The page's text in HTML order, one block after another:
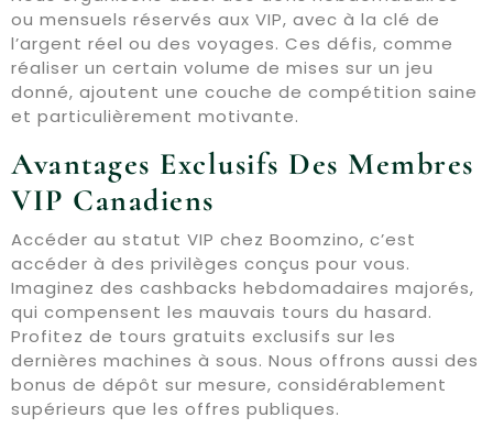
ou mensuels réservés aux VIP, avec à la clé de
l’argent réel ou des voyages. Ces défis, comme
réaliser un certain volume de mises sur un jeu
donné, ajoutent une couche de compétition saine
et particulièrement motivante.
Avantages Exclusifs Des Membres
VIP Canadiens
Accéder au statut VIP chez Boomzino, c’est
accéder à des privilèges conçus pour vous.
Imaginez des cashbacks hebdomadaires majorés,
qui compensent les mauvais tours du hasard.
Profitez de tours gratuits exclusifs sur les
dernières machines à sous. Nous offrons aussi des
bonus de dépôt sur mesure, considérablement
supérieurs que les offres publiques.